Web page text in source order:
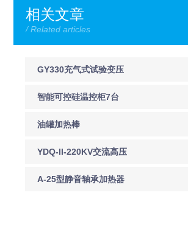
相关文章
/ Related articles
GY330充气式试验变压
器
智能可控硅温控柜7台
120kw
油罐加热棒
YDQ-II-220KV交流高压
声光验电器
A-25型静音轴承加热器